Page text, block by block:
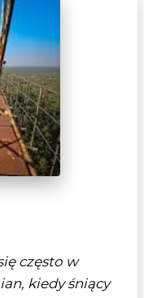
często w
kiedy śniący